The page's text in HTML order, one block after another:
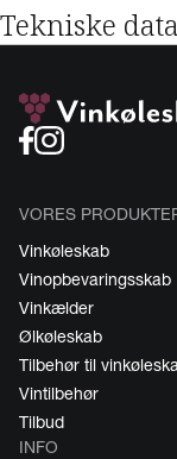
Tekniske data
VORES
Vinkøleskab
Vinopbevaringsskab
Vinkælder
Ølkøleskab
Tilbehør til
Vintilbehør
Tilbud
INFO